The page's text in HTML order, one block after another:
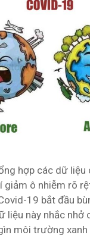
hợp các dữ liệu
giảm ô nhiễm rõ
19 bắt đầu
liệu này nhắc nhở
môi trường xanh